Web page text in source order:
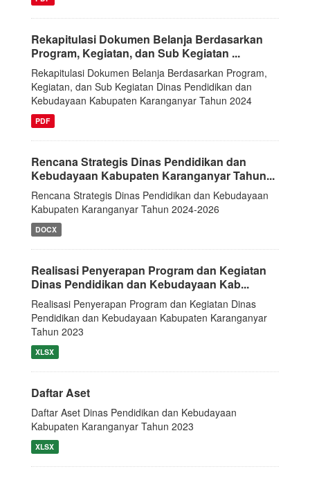
Rekapitulasi Dokumen Belanja Berdasarkan
Program, Kegiatan, dan Sub Kegiatan ...
Rekapitulasi Dokumen Belanja Berdasarkan Program,
Kegiatan, dan Sub Kegiatan Dinas Pendidikan dan
Kebudayaan Kabupaten Karanganyar Tahun 2024
PDF
Rencana Strategis Dinas Pendidikan dan
Kebudayaan Kabupaten Karanganyar Tahun...
Rencana Strategis Dinas Pendidikan dan Kebudayaan
Kabupaten Karanganyar Tahun 2024-2026
DOCX
Realisasi Penyerapan Program dan Kegiatan
Dinas Pendidikan dan Kebudayaan Kab...
Realisasi Penyerapan Program dan Kegiatan Dinas
Pendidikan dan Kebudayaan Kabupaten Karanganyar
Tahun 2023
XLSX
Daftar Aset
Daftar Aset Dinas Pendidikan dan Kebudayaan
Kabupaten Karanganyar Tahun 2023
XLSX